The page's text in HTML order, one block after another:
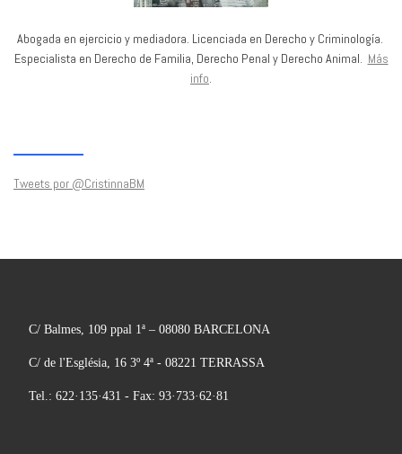
Abogada en ejercicio y mediadora. Licenciada en Derecho y Criminología.
Especialista en Derecho de Familia, Derecho Penal y Derecho Animal. Más
info.
Tweets por @CristinnaBM
C/ Balmes, 109 ppal 1ª – 08080 BARCELONA
C/ de l'Església, 16 3º 4ª - 08221 TERRASSA
Tel.: 622·135·431 - Fax: 93·733·62·81